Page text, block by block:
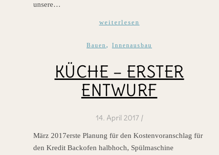
unsere…
weiterlesen
Bauen , Innenausbau
KÜCHE – ERSTER
ENTWURF
14. April 2017 /
März 2017erste Planung für den Kostenvoranschlag für
den Kredit Backofen halbhoch, Spülmaschine